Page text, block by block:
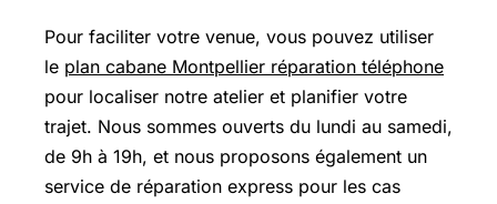
Pour faciliter votre venue, vous pouvez utiliser
le plan cabane Montpellier réparation téléphone
pour localiser notre atelier et planifier votre
trajet. Nous sommes ouverts du lundi au samedi,
de 9h à 19h, et nous proposons également un
service de réparation express pour les cas